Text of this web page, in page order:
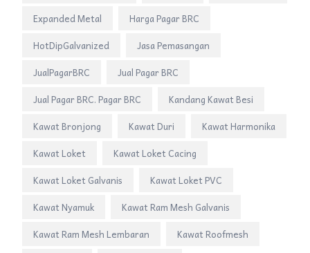
Expanded Metal
Harga Pagar BRC
HotDipGalvanized
Jasa Pemasangan
JualPagarBRC
Jual Pagar BRC
Jual Pagar BRC. Pagar BRC
Kandang Kawat Besi
Kawat Bronjong
Kawat Duri
Kawat Harmonika
Kawat Loket
Kawat Loket Cacing
Kawat Loket Galvanis
Kawat Loket PVC
Kawat Nyamuk
Kawat Ram Mesh Galvanis
Kawat Ram Mesh Lembaran
Kawat Roofmesh